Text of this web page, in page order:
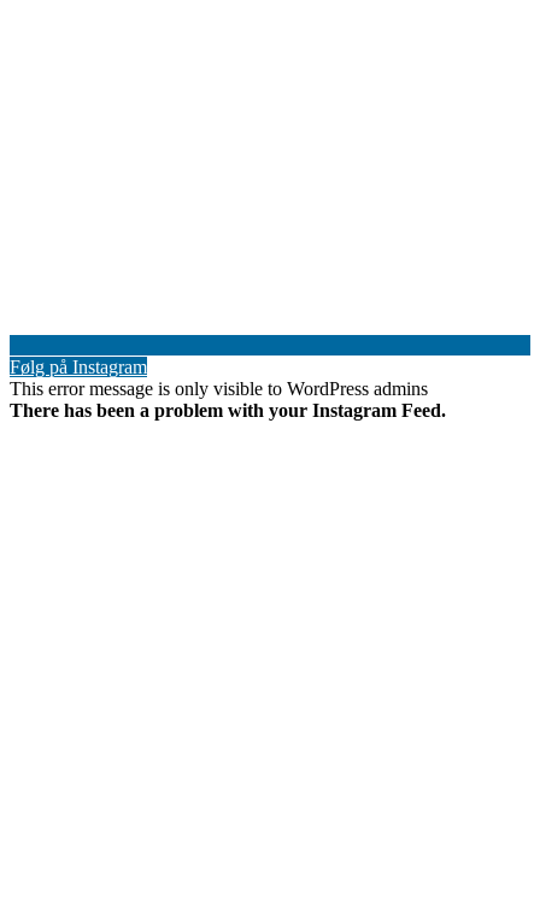
Følg på Instagram
This error message is only visible to WordPress admins
There has been a problem with your Instagram Feed.